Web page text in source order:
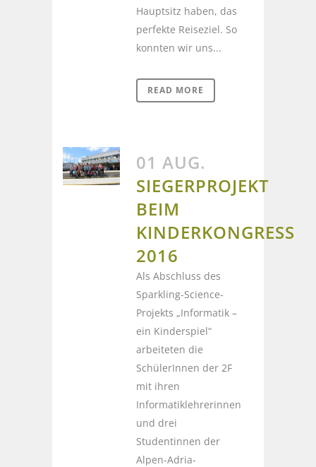
Hauptsitz haben, das
perfekte Reiseziel. So
konnten wir uns...
READ MORE
01 AUG.
SIEGERPROJEKT
BEIM
KINDERKONGRESS
2016
Als Abschluss des
Sparkling-Science-
Projekts „Informatik –
ein Kinderspiel“
arbeiteten die
SchülerInnen der 2F
mit ihren
Informatiklehrerinnen
und drei
Studentinnen der
Alpen-Adria-